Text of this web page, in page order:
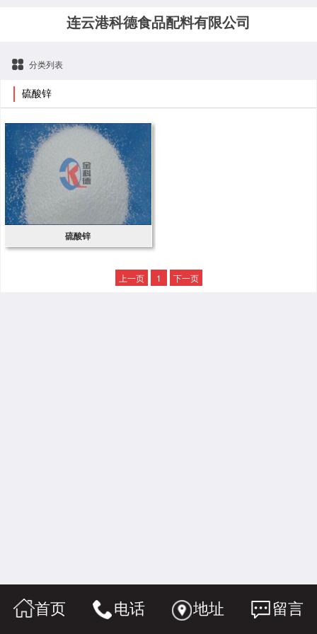
连云港科德食品配料有限公司
分类列表
硫酸锌
硫酸锌
上一页 1 下一页
首页 电话 地址 留言